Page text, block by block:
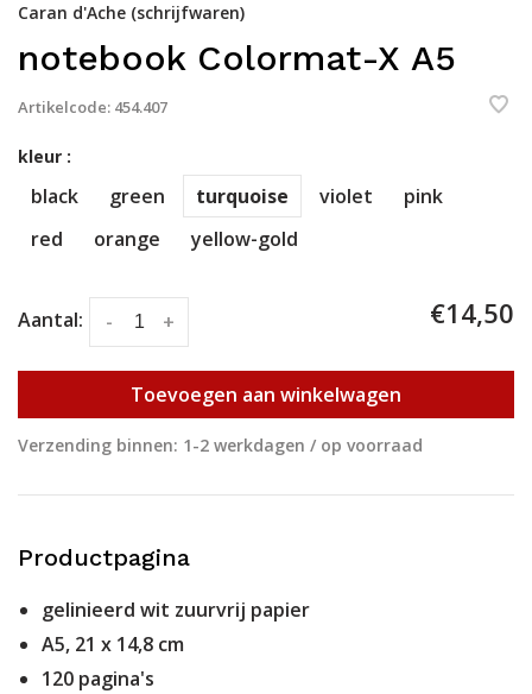
Caran d'Ache (schrijfwaren)
notebook Colormat-X A5
Artikelcode: 454.407
kleur :
black green turquoise violet
pink
red
orange yellow-gold
Aantal: +
- €14,50
Toevoegen aan winkelwagen
Verzending binnen: 1-2 werkdagen / op voorraad
Productpagina
gelinieerd wit zuurvrij papier
A5, 21 x 14,8 cm
120 pagina's